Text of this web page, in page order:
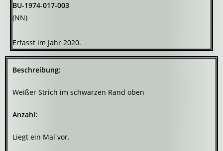
BU-1974-017-003
(NN)
Erfasst im Jahr 2020.
Beschreibung:
Weißer Strich im schwarzen Rand oben
Anzahl:
Liegt ein Mal vor.